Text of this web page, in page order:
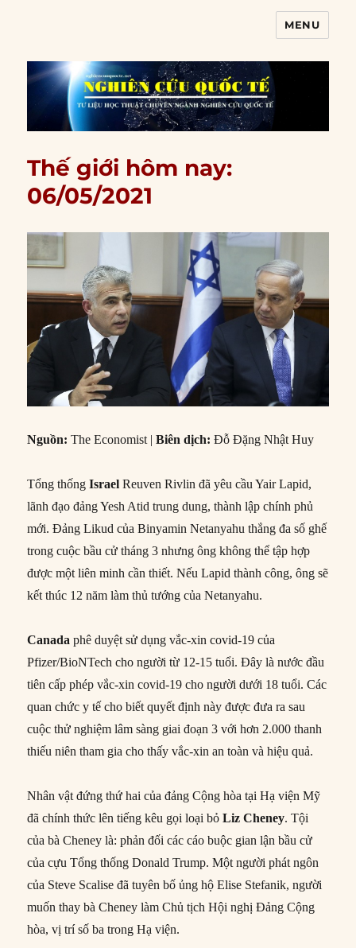
MENU
Thế giới hôm nay:
06/05/2021
Nguồn: The Economist |Biên dịch: Đỗ Đặng Nhật Huy
Tổng thốngIsrael Reuven Rivlin đã yêu cầu Yair Lapid,
lãnh đạo đảng Yesh Atid trung dung, thành lập chính phủ
mới. Đảng Likud của Binyamin Netanyahu thắng đa số ghế
trong cuộc bầu cử tháng 3 nhưng ông không thể tập hợp
được một liên minh cần thiết. Nếu Lapid thành công, ông sẽ
kết thúc 12 năm làm thủ tướng của Netanyahu.
Canada phê duyệt sử dụng vắc-xin covid-19 của
Pfizer/BioNTech cho người từ 12-15 tuổi. Đây là nước đầu
tiên cấp phép vắc-xin covid-19 cho người dưới 18 tuổi. Các
quan chức y tế cho biết quyết định này được đưa ra sau
cuộc thử nghiệm lâm sàng giai đoạn 3 với hơn 2.000 thanh
thiếu niên tham gia cho thấy vắc-xin an toàn và hiệu quả.
Nhân vật đứng thứ hai của đảng Cộng hòa tại Hạ viện Mỹ
đã chính thức lên tiếng kêu gọi loại bỏLiz Cheney. Tội
của bà Cheney là: phản đối các cáo buộc gian lận bầu cử
của cựu Tổng thống Donald Trump. Một người phát ngôn
của Steve Scalise đã tuyên bố ủng hộ Elise Stefanik, người
muốn thay bà Cheney làm Chủ tịch Hội nghị Đảng Cộng
hòa, vị trí số ba trong Hạ viện.